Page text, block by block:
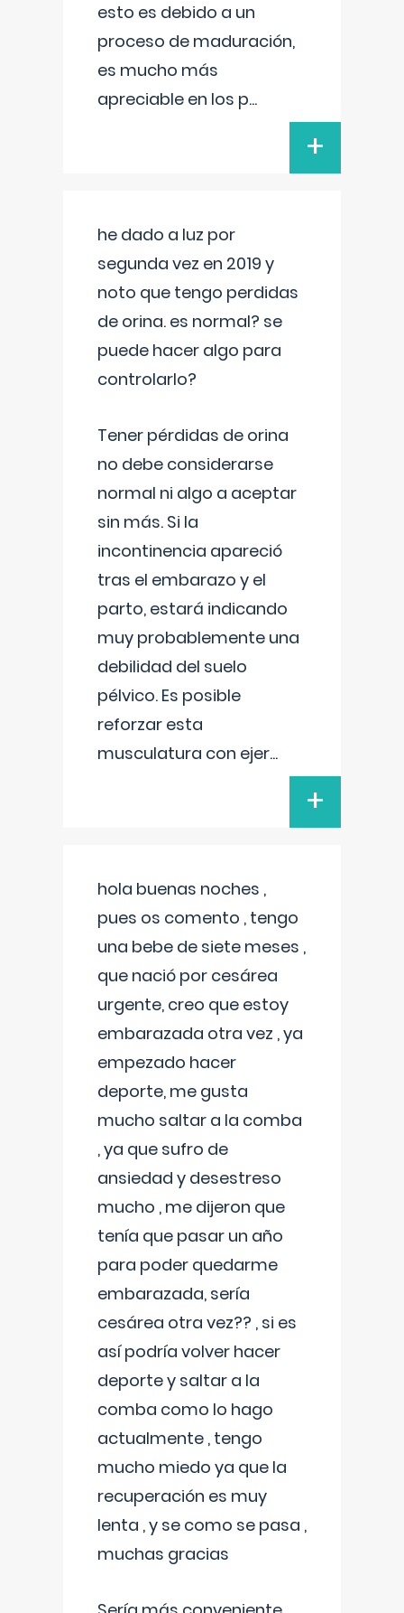
esto es debido a un
proceso de maduración,
es mucho más
apreciable en los p...
+
he dado a luz por
segunda vez en 2019 y
noto que tengo perdidas
de orina. es normal? se
puede hacer algo para
controlarlo?
Tener pérdidas de orina
no debe considerarse
normal ni algo a aceptar
sin más. Si la
incontinencia apareció
tras el embarazo y el
parto, estará indicando
muy probablemente una
debilidad del suelo
pélvico. Es posible
reforzar esta
musculatura con ejer...
+
hola buenas noches ,
pues os comento , tengo
una bebe de siete meses ,
que nació por cesárea
urgente, creo que estoy
embarazada otra vez , ya
empezado hacer
deporte, me gusta
mucho saltar a la comba
, ya que sufro de
ansiedad y desestreso
mucho , me dijeron que
tenía que pasar un año
para poder quedarme
embarazada, sería
cesárea otra vez?? , si es
así podría volver hacer
deporte y saltar a la
comba como lo hago
actualmente , tengo
mucho miedo ya que la
recuperación es muy
lenta , y se como se pasa ,
muchas gracias